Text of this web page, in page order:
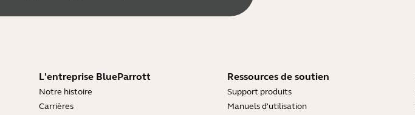
L'entreprise BlueParrott
Notre histoire
Carrières
Ressources de soutien
Support produits
Manuels d'utilisation